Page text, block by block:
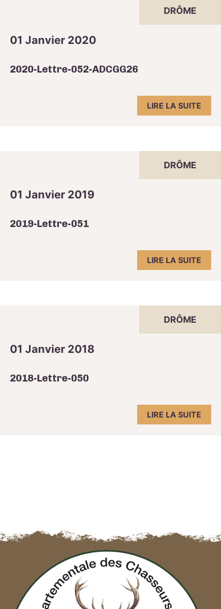
DRÔME
01 Janvier 2020
2020-Lettre-052-ADCGG26
LIRE LA SUITE
DRÔME
01 Janvier 2019
2019-Lettre-051
LIRE LA SUITE
DRÔME
01 Janvier 2018
2018-Lettre-050
LIRE LA SUITE